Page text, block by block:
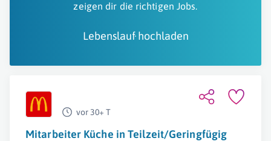
zeigen dir die richtigen Jobs.
Lebenslauf hochladen
vor 30+ T
Mitarbeiter Küche in Teilzeit/Geringfügig